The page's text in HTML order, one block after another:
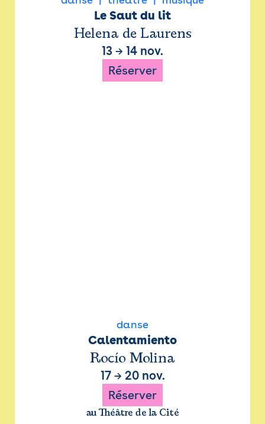
Le Saut du lit
Helena de Laurens
13 → 14 nov.
Réserver
danse
Calentamiento
Rocío Molina
17→ 20 nov.
Réserver
au Théâtre de la Cité